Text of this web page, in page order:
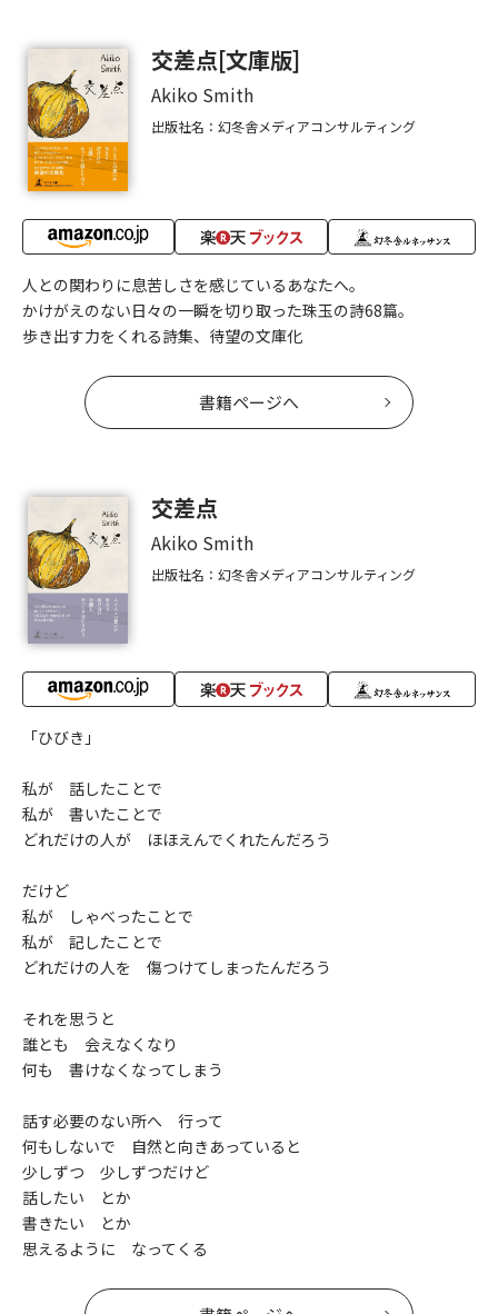
交差点[文庫版]
Akiko Smith
出版社名：幻冬舎メディアコンサルティング
人との関わりに息苦しさを感じているあなたへ。
かけがえのない日々の一瞬を切り取った珠玉の詩68篇。
歩き出す力をくれる詩集、待望の文庫化
書籍ページへ
交差点
Akiko Smith
出版社名：幻冬舎メディアコンサルティング
「ひびき」
私が 話したことで
私が 書いたことで
どれだけの人が ほほえんでくれたんだろう
だけど
私が しゃべったことで
私が 記したことで
どれだけの人を 傷つけてしまったんだろう
それを思うと
誰とも 会えなくなり
何も 書けなくなってしまう
話す必要のない所へ 行って
何もしないで 自然と向きあっていると
少しずつ 少しずつだけど
話したい とか
書きたい とか
思えるように なってくる